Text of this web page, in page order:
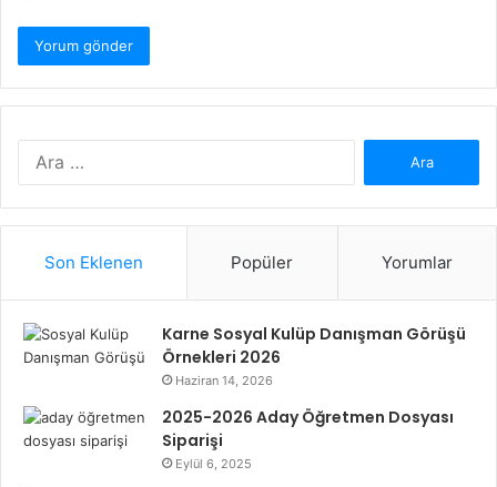
Son Eklenen Popüler Yorumlar
Karne Sosyal Kulüp Danışman Görüşü
Örnekleri 2026
Haziran 14, 2026
2025-2026 Aday Öğretmen Dosyası
Siparişi
Eylül 6, 2025